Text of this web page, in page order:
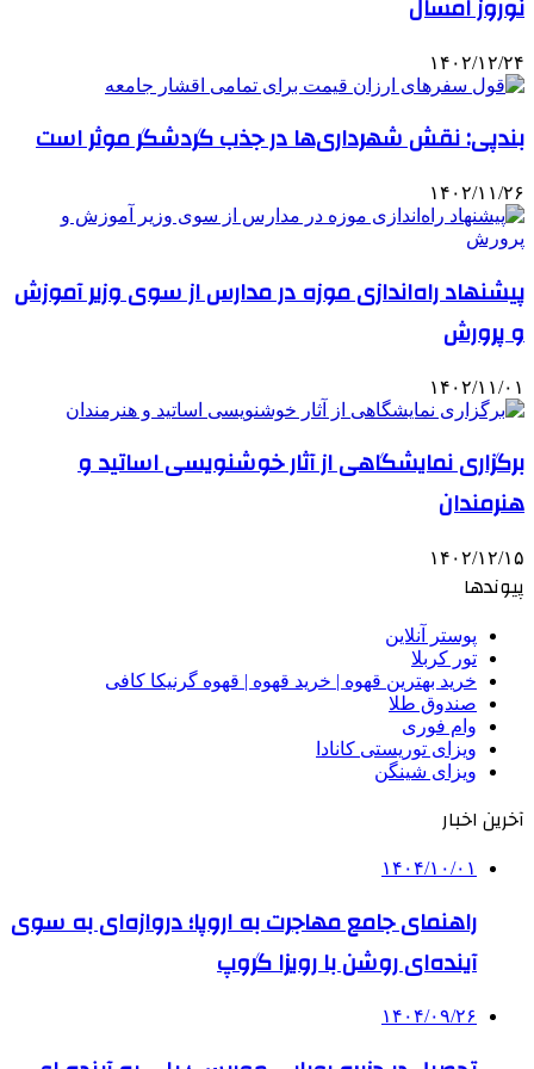
نوروز امسال
۱۴۰۲/۱۲/۲۴
بندپی: نقش شهرداری‌ها در جذب گردشگر موثر است
۱۴۰۲/۱۱/۲۶
پیشنهاد راه‌اندازی موزه در مدارس از سوی وزیر آموزش
و پرورش
۱۴۰۲/۱۱/۰۱
برگزاری نمایشگاهی از آثار خوشنویسی اساتید و
هنرمندان
۱۴۰۲/۱۲/۱۵
پیوندها
پوستر آنلاین
تور کربلا
خرید بهترین قهوه | خرید قهوه | قهوه گرنیکا کافی
صندوق طلا
وام فوری
ویزای توریستی کانادا
ویزای شینگن
آخرین اخبار
۱۴۰۴/۱۰/۰۱
راهنمای جامع مهاجرت به اروپا؛ دروازه‌ای به سوی
آینده‌ای روشن با رویزا گروپ
۱۴۰۴/۰۹/۲۶